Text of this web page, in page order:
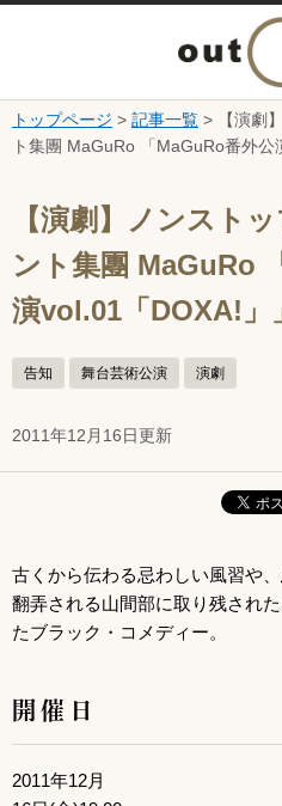
本文へ
ニ
ュ
ー
を
開
く
トップページ > 記事一覧 > 【演劇
ト集團 MaGuRo 「MaGuRo番外公
【演劇】ノンスト
ント集團 MaGuRo
演vol.01「DOXA!」
告知 舞台芸術公演 演劇
2011年12月16日更新
古くから伝わる忌わしい風習や
翻弄される山間部に取り残され
たブラック・コメディー。
開催日
2011年12月